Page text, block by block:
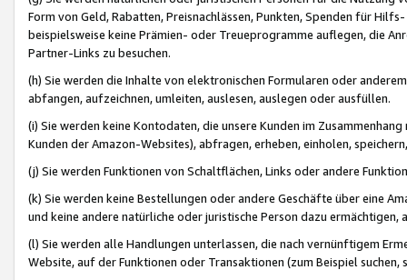
Form von Geld, Rabatten, Preisnachlässen, Punkten, Spenden für
beispielsweise keine Prämien- oder Treueprogramme auflegen, die
Partner-Links zu besuchen.
(h) Sie werden die Inhalte von elektronischen Formularen oder
abfangen, aufzeichnen, umleiten, auslesen, auslegen oder ausfüllen.
(i) Sie werden keine Kontodaten, die unsere Kunden im
Kunden der Amazon-Websites), abfragen, erheben, einholen,
(j) Sie werden Funktionen von Schaltflächen, Links oder andere
(k) Sie werden keine Bestellungen oder andere Geschäfte über eine
und keine andere natürliche oder juristische Person dazu
(l) Sie werden alle Handlungen unterlassen, die nach vernünftigem
Website, auf der Funktionen oder Transaktionen (zum Beispiel